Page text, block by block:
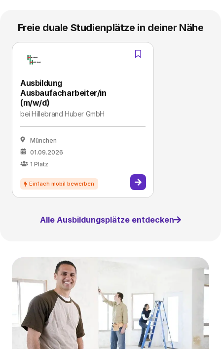
Freie duale Studienplätze in deiner Nähe
Ausbildung
Ausbaufacharbeiter/in
(m/w/d)
beiHillebrand Huber GmbH
München
01.09.2026
1 Platz
Alle Ausbildungsplätze entdecken